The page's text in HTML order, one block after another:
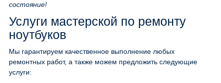
состояние!
Услуги мастерской по ремонту
ноутбуков
Мы гарантируем качественное выполнение любых
ремонтных работ, а также можем предложить следующие
услуги: